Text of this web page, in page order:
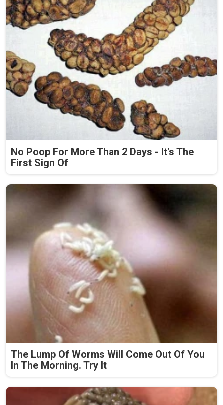
No Poop For More Than 2 Days - It's The
First Sign Of
The Lump Of Worms Will Come Out Of You
In The Morning. Try It